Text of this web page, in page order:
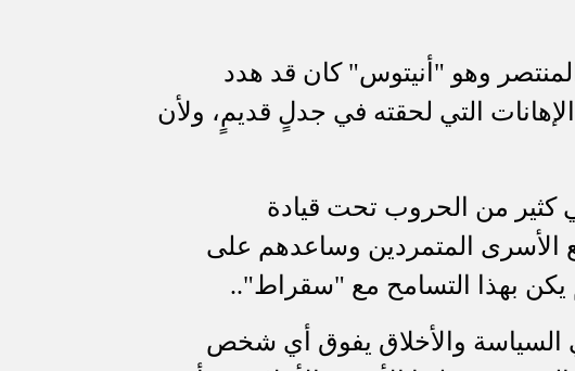
وهو "أنيتوس" كان قد هدد
التي لحقته في جدلٍ قديمٍ، ولأن
كثير من الحروب تحت قيادة
الأسرى المتمردين وساعدهم على
يكن بهذا التسامح مع "سقراط"..
السياسة والأخلاق يفوق أي شخص